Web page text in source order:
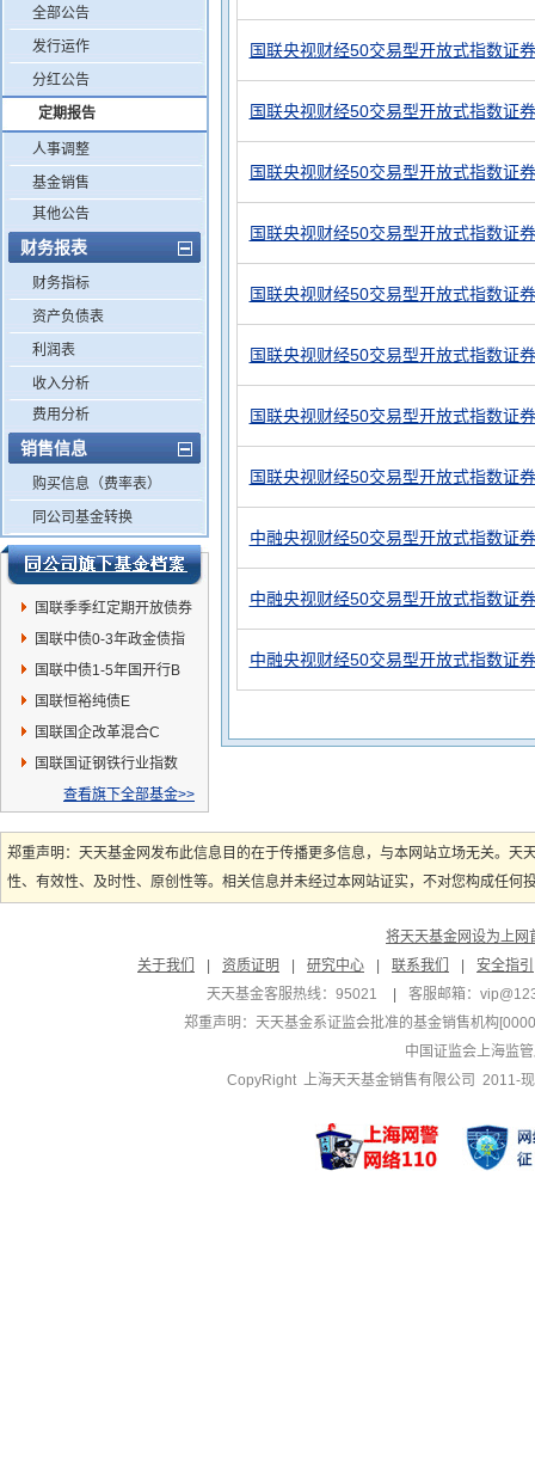
全部公告
发行运作
分红公告
定期报告
人事调整
基金销售
其他公告
财务报表
财务指标
资产负债表
利润表
收入分析
费用分析
销售信息
购买信息（费率表）
同公司基金转换
国联季季红定期开放债券
E
国联中债0-3年政金债指
数C
国联中债1-5年国开行B
国联恒裕纯债E
国联国企改革混合C
国联国证钢铁行业指数
(LOF)A查看旗下全部基金>>
国联央视财经50交易型开放式指数证
国联央视财经50交易型开放式指数证
国联央视财经50交易型开放式指数证
国联央视财经50交易型开放式指数证
国联央视财经50交易型开放式指数证
国联央视财经50交易型开放式指数证
国联央视财经50交易型开放式指数证
国联央视财经50交易型开放式指数证
中融央视财经50交易型开放式指数证
中融央视财经50交易型开放式指数证
中融央视财经50交易型开放式指数证
郑重声明：天天基金网发布此信息目的在于传播更多信息，与本网站立场无关。
性、有效性、及时性、原创性等。相关信息并未经过本网站证实，不对您构成任
将天天基金网设为上网
关于我们
资质证明 研究中心 联系我们
安全指引
天天基金客服热线：95021
客服邮箱：
郑重声明： 天天基金系证监会批准的基金销售机构
中国证监会上海监
CopyRight 上海天天基金销售有限公司 2011-